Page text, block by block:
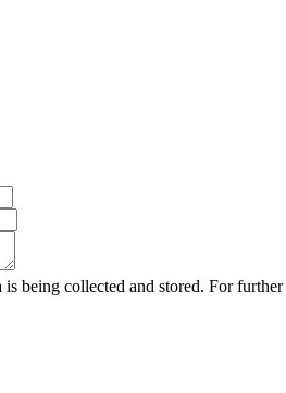
being collected and stored. For